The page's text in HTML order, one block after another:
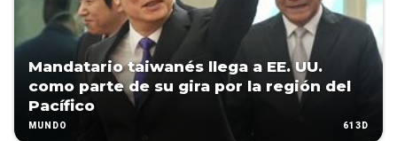
Mandatario taiwanés llega a EE. UU.
como parte de su gira por la región del
Pacífico
MUNDO 613D